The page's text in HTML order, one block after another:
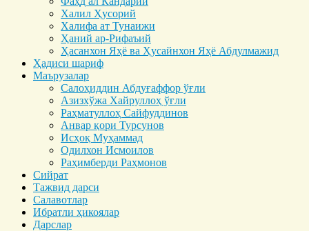
Халил Ҳусорий
Халифа ат Тунаижи
Ҳаний ар-Рифаъий
Ҳасанхон Яҳё ва Ҳусайнхон Яҳё Абдулмажид
Ҳадиси шариф
Маърузалар
Салоҳиддин Абдуғаффор ўғли
Азизхўжа Хайруллоҳ ўғли
Раҳматуллоҳ Сайфуддинов
Анвар қори Турсунов
Исҳоқ Муҳаммад
Одилхон Исмоилов
Раҳимберди Раҳмонов
Сийрат
Тажвид дарси
Салавотлар
Ибратли ҳикоялар
Дарслар